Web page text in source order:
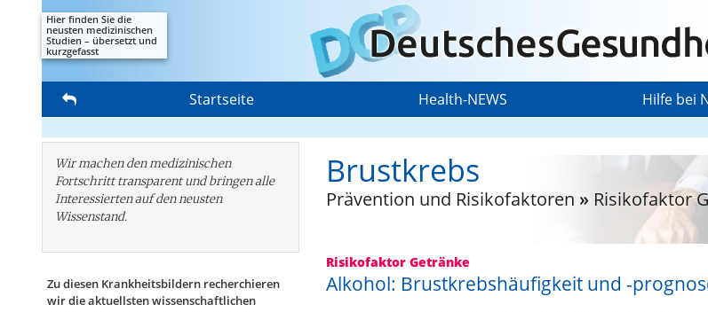
Hier finden Sie die
neusten medizinischen
Studien – übersetzt und
kurzgefasst
Startseite Health-NEWS Hilfe bei
Wir machen den medizinischen
Fortschritt transparent und bringen alle
Interessierten auf den neusten
Wissenstand.
Zu diesen Krankheitsbildern recherchieren
wir die aktuellsten wissenschaftlichen
Brustkrebs
Prävention und Risikofaktoren » Risikofaktor
Risikofaktor Getränke
Alkohol: Brustkrebshäufigkeit und -